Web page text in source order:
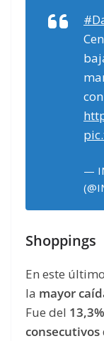
—
Shoppings
En este
la mayor
Fue del 13,3%
consecutivos